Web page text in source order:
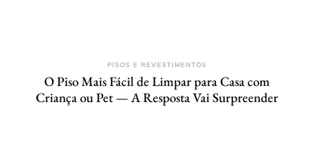
PISOS E REVESTIMENTOS
O Piso Mais Fácil de Limpar para Casa com
Criança ou Pet — A Resposta Vai Surpreender